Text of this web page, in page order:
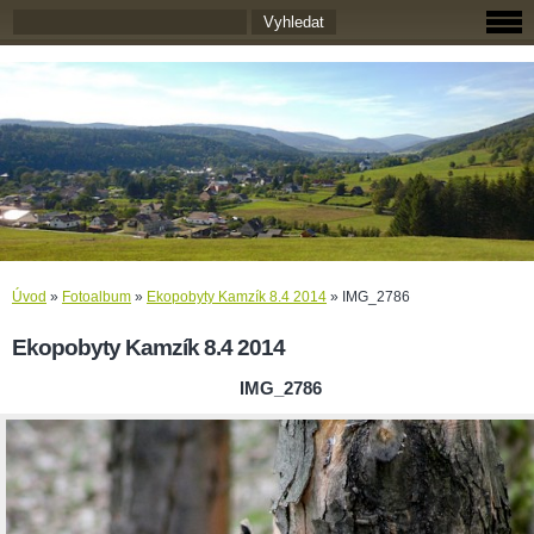
Úvod » Fotoalbum » Ekopobyty Kamzík 8.4 2014 » IMG_2786
Ekopobyty Kamzík 8.4 2014
IMG_2786